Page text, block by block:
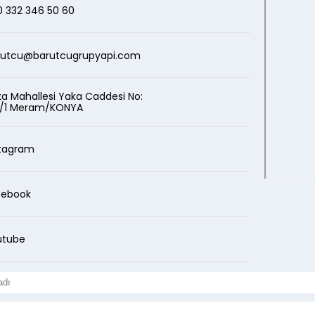
BEGONVIL LIFE
332 346 50 60
Mahallesi Yaka Caddesi No:
1 Meram/KONYA